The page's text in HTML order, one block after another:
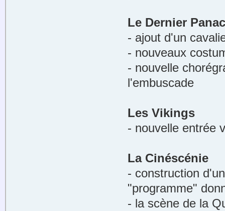
Le Dernier
- ajout d'un
- nouveaux
- nouvelle
l'embuscade
Les Vikings
- nouvelle entrée
La Cinéscénie
- construction
"programme"
- la scène de la